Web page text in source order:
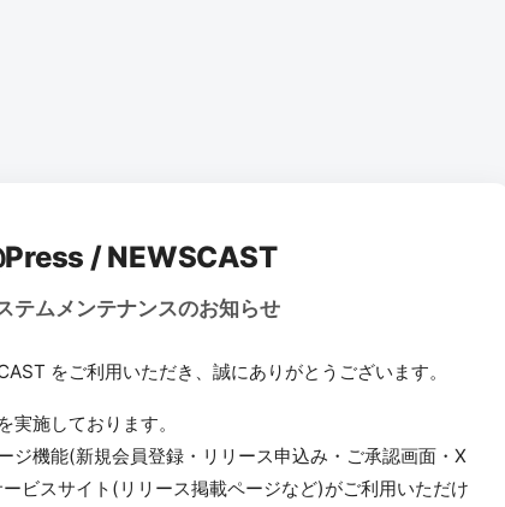
/ NEWSCAST
テムメンテナンスのお知らせ
をご利用いただき、誠にありがとうございます。
実施しております。
ジ機能(新規会員登録・リリース申込み・ご承認画面・X
ビスサイト(リリース掲載ページなど)がご利用いただけ